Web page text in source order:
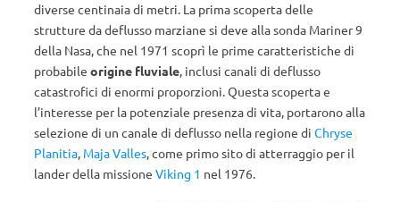
diverse centinaia di metri. La prima scoperta delle
strutture da deflusso marziane si deve alla sonda Mariner 9
della Nasa, che nel 1971 scoprì le prime caratteristiche di
probabile origine fluviale, inclusi canali di deflusso
catastrofici di enormi proporzioni. Questa scoperta e
l’interesse per la potenziale presenza di vita, portarono alla
selezione di un canale di deflusso nella regione di Chryse
Planitia, Maja Valles, come primo sito di atterraggio per il
lander della missione Viking 1 nel 1976.